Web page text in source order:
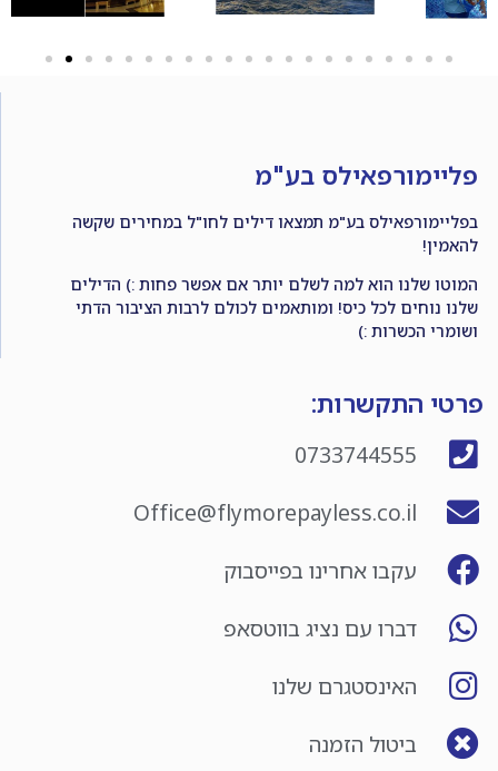
פליימורפאילס בע"מ
בפליימורפאילס בע"מ תמצאו דילים לחו"ל במחירים שקשה
להאמין!
המוטו שלנו הוא למה לשלם יותר אם אפשר פחות :) הדילים
שלנו נוחים לכל כיס! ומותאמים לכולם לרבות הציבור הדתי
ושומרי הכשרות :)
פרטי התקשרות:
0733744555
Office@flymorepayless.co.il
עקבו אחרינו בפייסבוק
דברו עם נציג בווטסאפ
האינסטגרם שלנו
ביטול הזמנה